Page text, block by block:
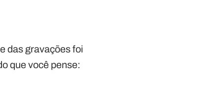
das gravações foi
que você pense: